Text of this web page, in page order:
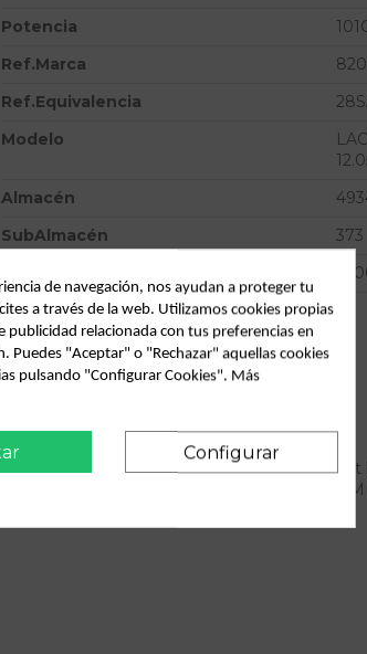
Potencia
Ref.Marca
Ref.Equivalencia
Modelo
Almacén
SubAlmacén
373
ID: 703970
Fecha disponible: 2022-04-04
Recambio de centralita motor uce para renault
12.05 authentique | 11.01 - 12.05 referencia
de navegación, nos ayudan a proteger tu
a través de la web. Utilizamos cookies propias
relacionada con tus preferencias en
Puedes "Aceptar" o "Rechazar" aquellas cookies
pulsando "Configurar Cookies". Más
Configurar